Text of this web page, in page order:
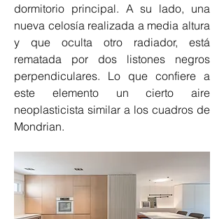
dormitorio principal. A su lado, una
nueva celosía realizada a media altura
y que oculta otro radiador, está
rematada por dos listones negros
perpendiculares. Lo que confiere a
este elemento un cierto aire
neoplasticista similar a los cuadros de
Mondrian.